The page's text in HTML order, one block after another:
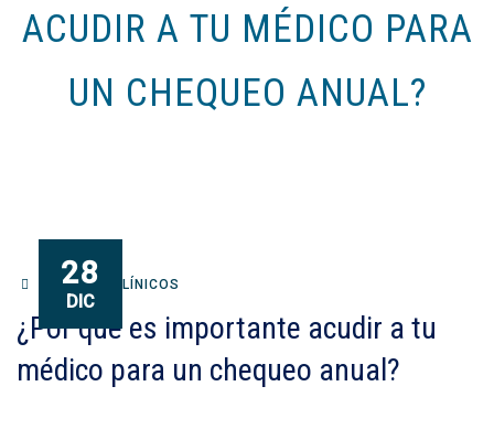
ACUDIR A TU MÉDICO PARA
UN CHEQUEO ANUAL?
28
DIC
ANÁLISIS CLÍNICOS
¿Por qué es importante acudir a tu
médico para un chequeo anual?